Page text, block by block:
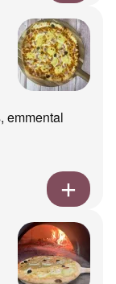
emmental